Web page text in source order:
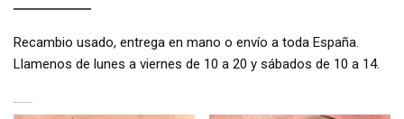
Recambio usado, entrega en mano o envío a toda España.
Llamenos de lunes a viernes de 10 a 20 y sábados de 10 a 14.